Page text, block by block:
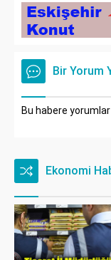
Bir Yorum
Bu habere yorumlar
Ekonomi